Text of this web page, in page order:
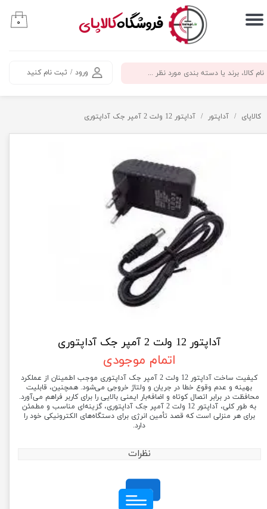
​فروشگاهکالاپای
ورود / ثبت نام کنید
حساب کاربری من
سفارشات
۰
کالاپای آداپتور آداپتور 12 ولت 2 آمپر جک آداپتوری
آداپتور 12 ولت 2 آمپر جک آداپتوری
اتمام موجودی
کیفیت ساخت آداپتور 12 ولت 2 آمپر جک آداپتوری موجب اطمینان از عملکرد
بهینه و عدم وقوع خطا در جریان و ولتاژ خروجی می‌شود. همچنین، قابلیت
محافظت در برابر اتصال کوتاه و اضافه‌بار ایمنی بالایی را برای کاربر فراهم می‌آورد.
به طور کلی، آداپتور 12 ولت 2 آمپر جک آداپتوری، گزینه‌ای مناسب و مطمئن
برای هر منزلی است که قصد تأمین انرژی برای دستگاه‌های الکترونیکی خود را
دارد.
نظرات